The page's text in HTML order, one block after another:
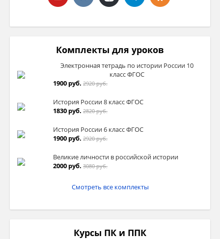
Комплекты для уроков
Электронная тетрадь по истории России 10
класс ФГОС
1900 руб. 2920 руб.
История России 8 класс ФГОС
1830 руб. 2820 руб.
История России 6 класс ФГОС
1900 руб. 2920 руб.
Великие личности в российской истории
2000 руб. 3080 руб.
Смотреть все комплекты
Курсы ПК и ППК